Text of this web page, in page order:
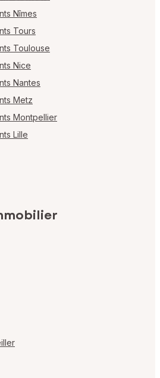
Nîmes
Tours
Toulouse
Nice
Nantes
Metz
Montpellier
Lille